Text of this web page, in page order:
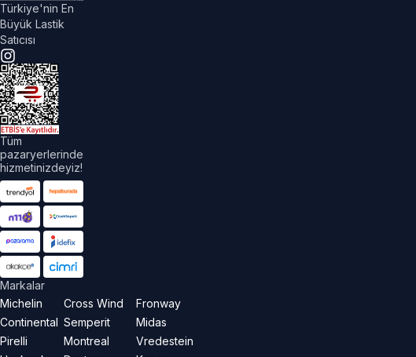
Türkiye'nin En
Büyük Lastik
Satıcısı
Tüm
pazaryerlerinde
hizmetinizdeyiz!
Markalar
Michelin
Continental
Pirelli
Cross Wind
Semperit
Montreal
Fronway
Midas
Vredestein